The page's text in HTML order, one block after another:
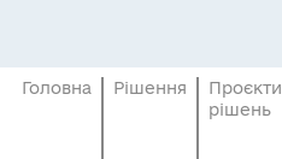
Головна Рішення
Проєкти
рішень